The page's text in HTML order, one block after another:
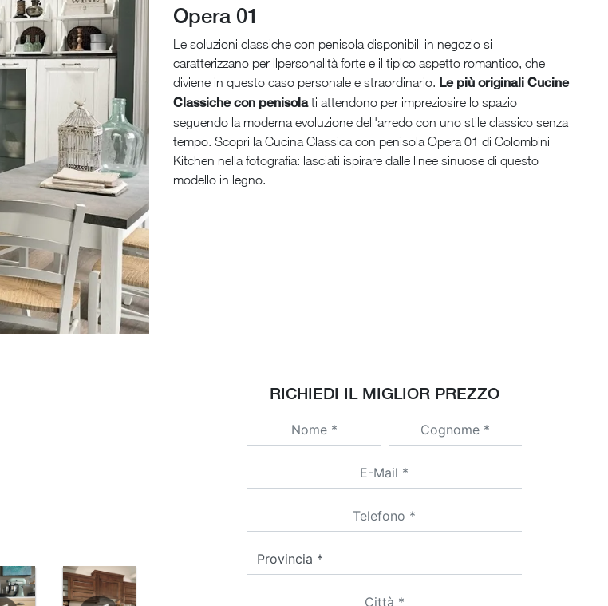
Opera 01
Le soluzioni classiche con penisola disponibili in negozio si
caratterizzano per ilpersonalità forte e il tipico aspetto romantico, che
diviene in questo caso personale e straordinario. Le più originali Cucine
Classiche con penisolati attendono per impreziosire lo spazio
seguendo la moderna evoluzione dell'arredo con uno stile classico senza
tempo. Scopri la Cucina Classica con penisola Opera 01 di Colombini
Kitchen nella fotografia: lasciati ispirare dalle linee sinuose di questo
modello in legno.
RICHIEDI IL MIGLIOR PREZZO